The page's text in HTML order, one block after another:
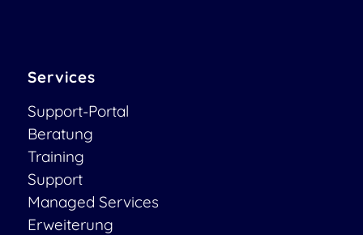
Services
Support-Portal
Beratung
Training
Support
Managed Services
Erweiterung